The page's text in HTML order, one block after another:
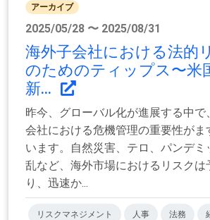
アーカイブ
2025/05/28 〜 2025/08/31
海外子会社における法的
のためのティップス〜米
新...
昨今、グローバル化が進展する中で
会社における危機管理の重要性がま
います。自然災害、テロ、パンデミ
乱など、海外市場におけるリスクは
り、迅速か...
リスクマネジメント 人事 法務